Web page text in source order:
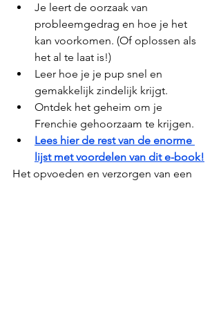
Je leert de oorzaak van
probleemgedrag en hoe je het
kan voorkomen. (Of oplossen als
het al te laat is!)
Leer hoe je je pup snel en
gemakkelijk zindelijk krijgt.
Ontdek het geheim om je
Frenchie gehoorzaam te krijgen.
Lees hier de rest van de enorme
lijst met voordelen van dit e-book!
Het opvoeden en verzorgen van een